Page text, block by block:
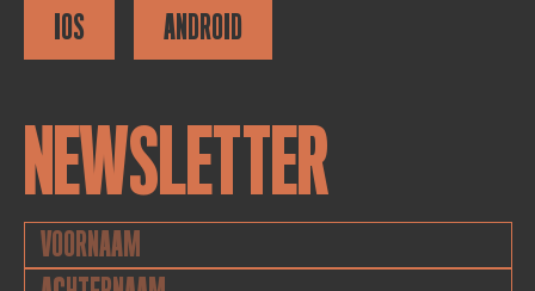
IOS ANDROID
NEWSLETTER